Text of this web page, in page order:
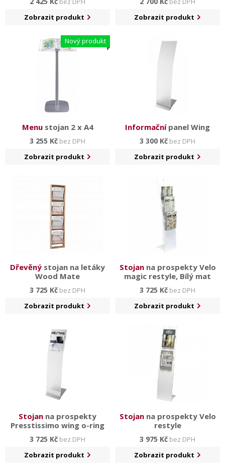
Zobrazit produkt
Zobrazit produkt
Nový produkt
Menustojan 2 x A4
3 255 Kč bez DPH
Zobrazit produkt
Informačnípanel Wing
3 300 Kč bez DPH
Zobrazit produkt
Dřevěný stojan na letáky
Wood Mate
3 725 Kč bez DPH
Zobrazit produkt
Stojanna prospekty Velo
magic restyle, Bílý mat
3 725 Kč bez DPH
Zobrazit produkt
Stojan na prospekty
Presstissimo wing o-ring
3 725 Kč bez DPH
Zobrazit produkt
Stojanna prospekty Velo
restyle
3 975 Kč bez DPH
Zobrazit produkt